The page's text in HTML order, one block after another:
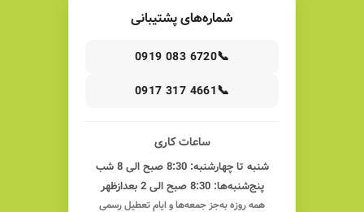
شماره‌های پشتیبانی
📞
0919 083 6720
📞
0917 317 4661
ساعات کاری
شنبه تا چهارشنبه: 8:30 صبح الی 8 شب
پنج‌شنبه‌ها: 8:30 صبح الی 2 بعدازظهر
همه روزه به‌جز جمعه‌ها و ایام تعطیل رسمی